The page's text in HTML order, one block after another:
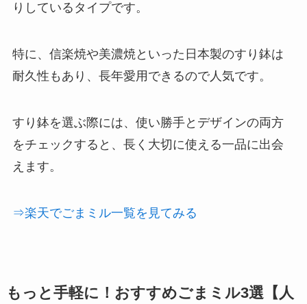
りしているタイプです。
特に、信楽焼や美濃焼といった日本製のすり鉢は
耐久性もあり、長年愛用できるので人気です。
すり鉢を選ぶ際には、使い勝手とデザインの両方
をチェックすると、長く大切に使える一品に出会
えます。
⇒楽天でごまミル一覧を見てみる
もっと手軽に！おすすめごまミル3選【人